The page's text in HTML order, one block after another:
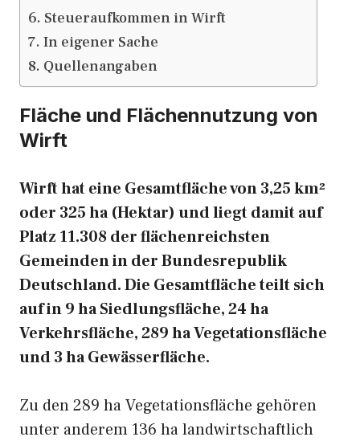
Steueraufkommen in Wirft
In eigener Sache
Quellenangaben
Fläche und Flächennutzung von
Wirft
Wirft hat eine Gesamtfläche von 3,25 km²
oder 325 ha (Hektar) und liegt damit auf
Platz 11.308 der flächenreichsten
Gemeinden in der Bundesrepublik
Deutschland. Die Gesamtfläche teilt sich
auf in 9 ha Siedlungsfläche, 24 ha
Verkehrsfläche, 289 ha Vegetationsfläche
und 3 ha Gewässerfläche.
Zu den 289 ha Vegetationsfläche gehören
unter anderem 136 ha landwirtschaftlich